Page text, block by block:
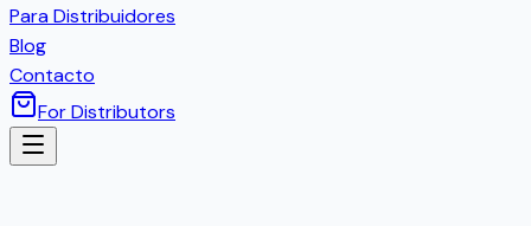
Para Distribuidores
Blog
Contacto
For Distributors